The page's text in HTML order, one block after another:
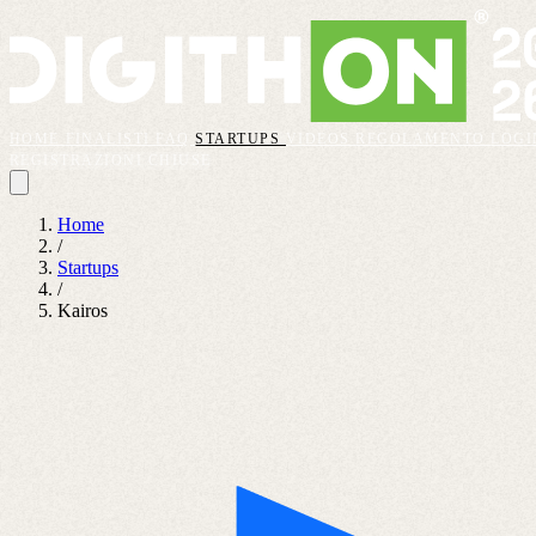
FAQSTARTUPS VIDEOS REGOLAMENTO
Home
/
Startups
/
Kairos